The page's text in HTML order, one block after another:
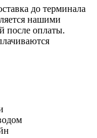
до терминала
нашими
после оплаты.